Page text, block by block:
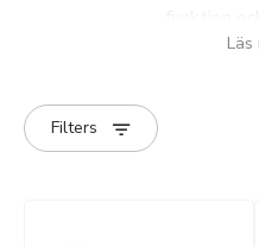
regelbundet för att
rökupplevelse samt
Läs
Filters